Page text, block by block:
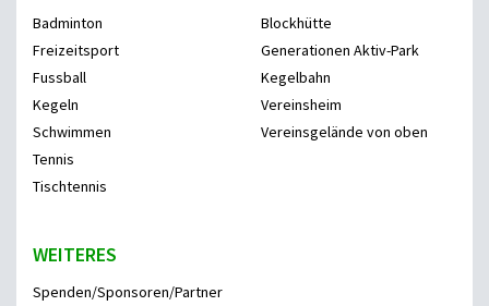
Badminton
Freizeitsport
Fussball
Kegeln
Schwimmen
Tennis
Tischtennis
Blockhütte
Generationen Aktiv-Park
Kegelbahn
Vereinsheim
Vereinsgelände von oben
WEITERES
Spenden/Sponsoren/Partner